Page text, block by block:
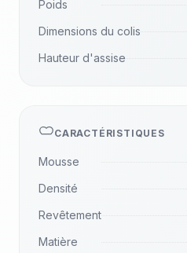
Poids
Dimensions du colis
Hauteur d'assise
CARACTÉRISTIQUES
Mousse
Densité
Revêtement
Matière